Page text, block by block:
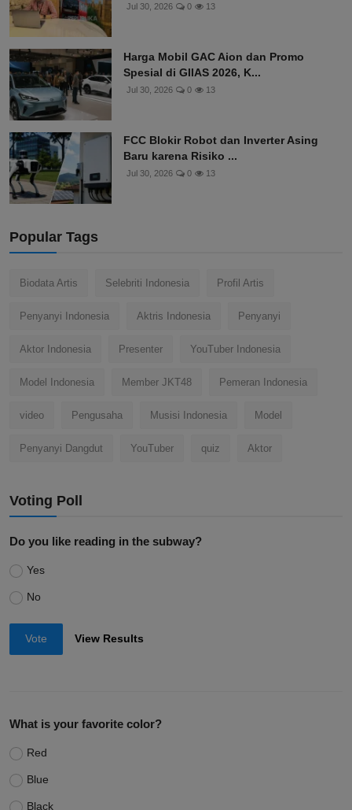
Jul 30, 2026 0 13
Harga Mobil GAC Aion dan Promo
Spesial di GIIAS 2026, K...
Jul 30, 2026 0 13
FCC Blokir Robot dan Inverter Asing
Baru karena Risiko ...
Jul 30, 2026 0 13
Popular Tags
Biodata Artis Selebriti Indonesia Profil Artis
Penyanyi Indonesia Aktris Indonesia Penyanyi
Aktor Indonesia Presenter YouTuber Indonesia
Model Indonesia Member JKT48 Pemeran Indonesia
video Pengusaha Musisi Indonesia Model
Penyanyi Dangdut YouTuber quiz Aktor
Voting Poll
Do you like reading in the subway?
Yes
No
Vote View Results
What is your favorite color?
Red
Blue
Black